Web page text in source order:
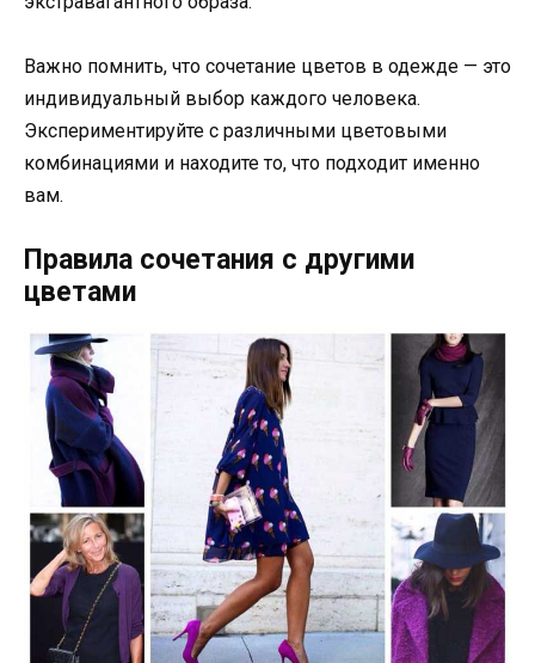
Важно помнить, что сочетание цветов в одежде — это
индивидуальный выбор каждого человека.
Экспериментируйте с различными цветовыми
комбинациями и находите то, что подходит именно
вам.
Правила сочетания с другими
цветами